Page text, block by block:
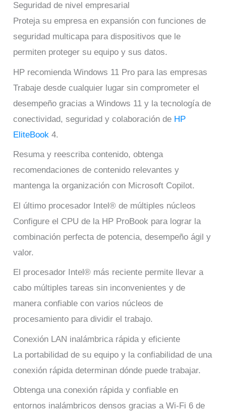
Seguridad de nivel empresarial
Proteja su empresa en expansión con funciones de
seguridad multicapa para dispositivos que le
permiten proteger su equipo y sus datos.
HP recomienda Windows 11 Pro para las empresas
Trabaje desde cualquier lugar sin comprometer el
desempeño gracias a Windows 11 y la tecnología de
conectividad, seguridad y colaboración de HP
EliteBook 4.
Resuma y reescriba contenido, obtenga
recomendaciones de contenido relevantes y
mantenga la organización con Microsoft Copilot.
El último procesador Intel® de múltiples núcleos
Configure el CPU de la HP ProBook para lograr la
combinación perfecta de potencia, desempeño ágil y
valor.
El procesador Intel® más reciente permite llevar a
cabo múltiples tareas sin inconvenientes y de
manera confiable con varios núcleos de
procesamiento para dividir el trabajo.
Conexión LAN inalámbrica rápida y eficiente
La portabilidad de su equipo y la confiabilidad de una
conexión rápida determinan dónde puede trabajar.
Obtenga una conexión rápida y confiable en
entornos inalámbricos densos gracias a Wi-Fi 6 de